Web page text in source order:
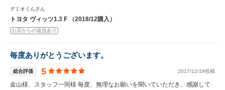
デミオくんさん
トヨタ ヴィッツ1.3 F （2018/12購入）
お店からの返信あり
毎度ありがとうございます。
総合評価 5 2017/12/19投稿
金山様、スタッフ一同様 毎度、無理なお願いを聞いていただき、感謝して